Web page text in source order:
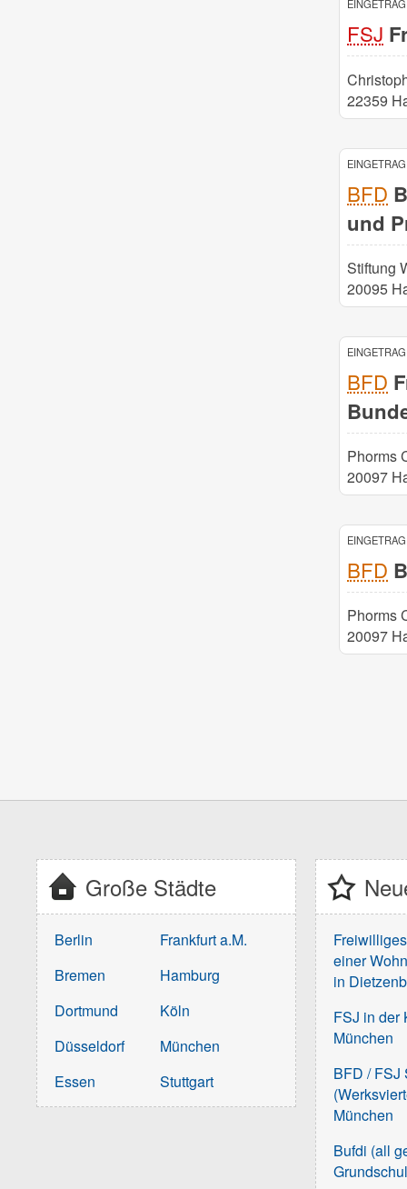
FSJ
22359
BFD
und
Stiftung
20095
BFD
Phorms
20097
BFD
Phorms
20097
Große Städte
Berlin
Bremen
Dortmund
Düsseldorf
Essen
Frankfurt a.M.
Hamburg
Köln
München
Stuttgart
einer
in
FSJ in der
München
BFD / FSJ
München
Bufdi (all